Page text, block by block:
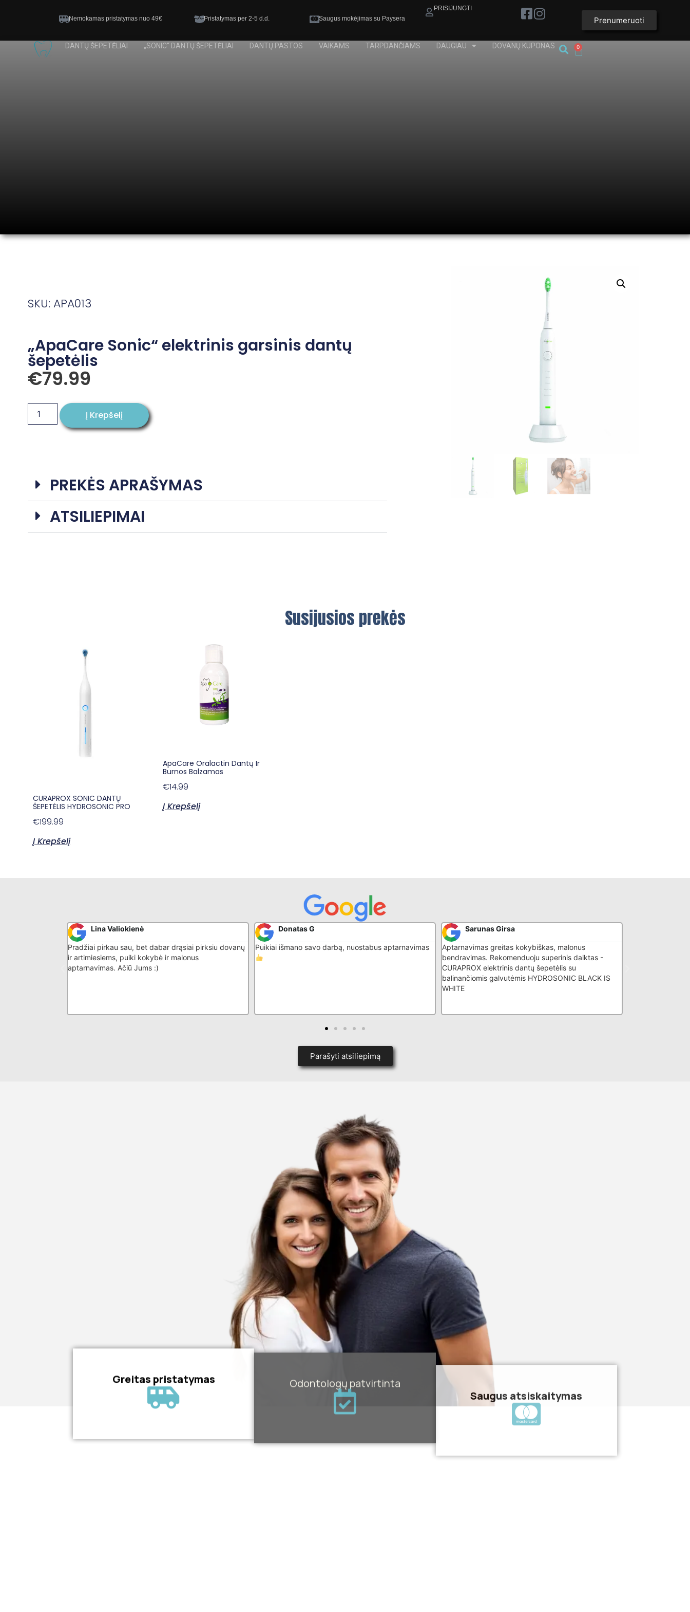
Nemokamas pristatymas nuo 49€ Pristatymas per 2-5 d.d. Saugus mokėjimas su Paysera
PRISIJUNGTI
Prenumeruoti
DANTŲ ŠEPETĖLIAI „SONIC“ DANTŲ ŠEPETĖLIAI DANTŲ PASTOS VAIKAMS TARPDANČIAMS DAUGIAU DOVANŲ KUPONAS 0
SKU: APA013
„ApaCare Sonic“ elektrinis garsinis dantų
šepetėlis
€79.99
PREKĖS APRAŠYMAS
ATSILIEPIMAI
Į Krepšelį
Susijusios prekės
CURAPROX SONIC DANTŲ
ŠEPETĖLIS HYDROSONIC PRO
€199.99
Į Krepšelį
ApaCare Oralactin Dantų Ir
Burnos Balzamas
€14.99
Į Krepšelį
Lina Valiokienė
Pradžiai pirkau sau, bet dabar drąsiai pirksiu dovanų
ir artimiesiems, puiki kokybė ir malonus
aptarnavimas. Ačiū Jums :)
Donatas G
Puikiai išmano savo darbą, nuostabus aptarnavimas
Sarunas Girsa
Aptarnavimas greitas kokybiškas, malonus
bendravimas. Rekomenduoju superinis daiktas -
CURAPROX elektrinis dantų šepetėlis su
balinančiomis galvutėmis HYDROSONIC BLACK IS
WHITE
Parašyti atsiliepimą
Greitas pristatymas Odontologų patvirtinta Saugus atsiskaitymas